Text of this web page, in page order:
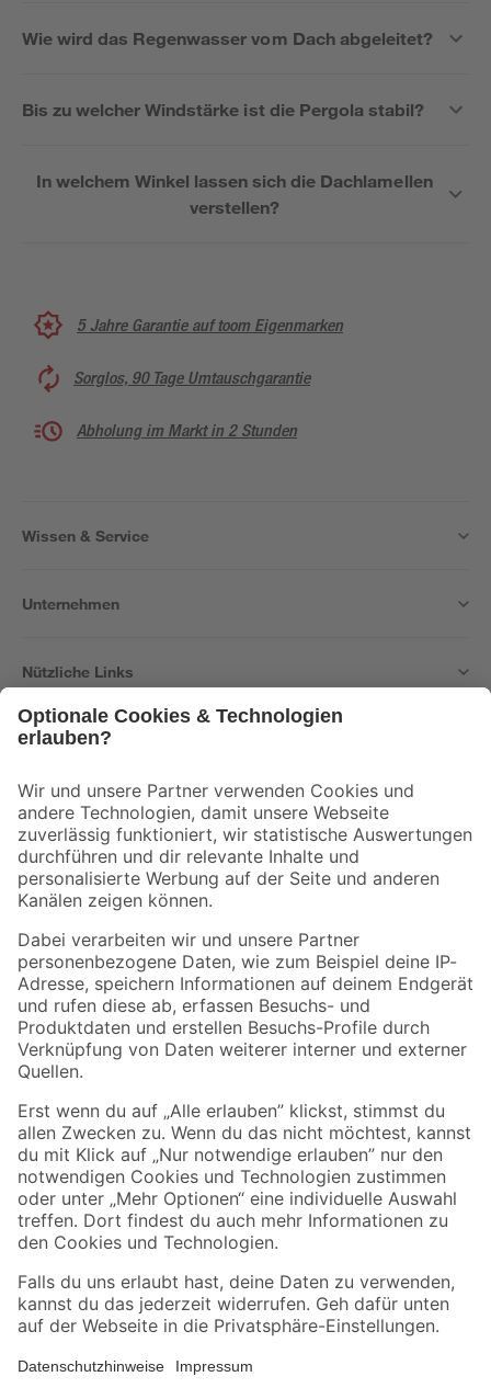
Wie wird das Regenwasser vom Dach abgeleitet?
Bis zu welcher Windstärke ist die Pergola stabil?
In welchem Winkel lassen sich die Dachlamellen
verstellen?
5 Jahre Garantie auf toom Eigenmarken
Sorglos, 90 Tage Umtauschgarantie
Abholung im Markt in 2 Stunden
Wissen & Service
Unternehmen
Nützliche Links
Der toom Newsletter: Keine Angebote und Aktionen mehr verpassen!
Zur Newsletter Anmeldung
Folge uns
Zahlungsarten Versandarten
Sicher einkaufen
Jetzt die toom-App herunterladen
Alle Preisangaben in EUR inkl. gesetzl. MwSt.. Die dargestellten Angebote sind unter
Umständen nicht in allen Märkten verfügbar. Die angegebenen Verfügbarkeiten beziehen
Produkte nur solange der Vorrat reicht.
*Paketversand ab 59 € versandkostenfrei, gilt nicht für Artikel mit Speditionsversand, hier